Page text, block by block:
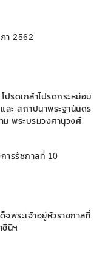
า 2562
ปรดเกล้าโปรดกระหม่อม
ละ สถาปนาพระฐานันดร
ม พระบรมวงศานุวงศ์
ารรัชกาลที่ 10
จพระเจ้าอยู่หัวราชกาลที่
ชินีฯ